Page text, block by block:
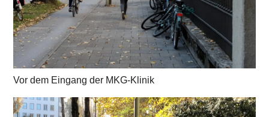
Vor dem Eingang der MKG-Klinik